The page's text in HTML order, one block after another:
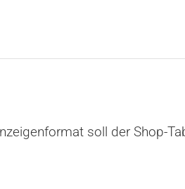
soll der Shop-